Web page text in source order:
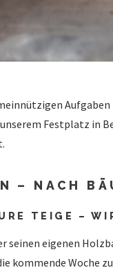
Festplatz in
– NACH
TEIGE –
seinen eigenen
kommende Woche